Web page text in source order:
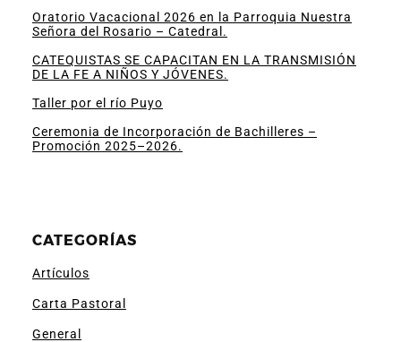
Oratorio Vacacional 2026 en la Parroquia Nuestra
Señora del Rosario – Catedral.
CATEQUISTAS SE CAPACITAN EN LA TRANSMISIÓN
DE LA FE A NIÑOS Y JÓVENES.
Taller por el río Puyo
Ceremonia de Incorporación de Bachilleres –
Promoción 2025–2026.
CATEGORÍAS
Artículos
Carta Pastoral
General